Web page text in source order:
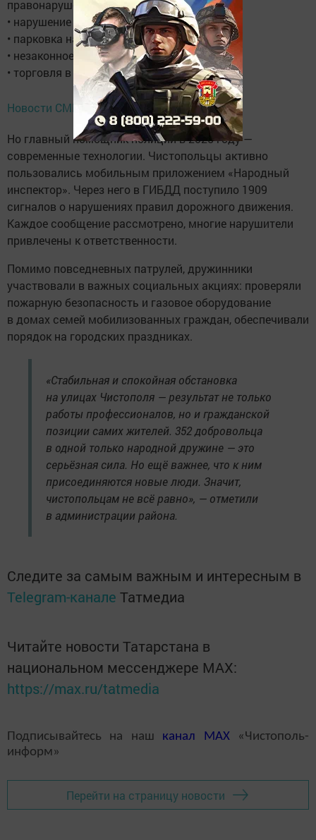
правонарушениях. В числе основных:
• нарушение правил благоустройства;
• парковка на газонах и зелёных зонах;
• незаконное размещение уличной рекламы;
• торговля в неположенных местах.
Новости СМИ2
Но главный помощник полиции в 2025 году —
современные технологии. Чистопольцы активно
пользовались мобильным приложением «Народный
инспектор». Через него в ГИБДД поступило 1909
сигналов о нарушениях правил дорожного движения.
Каждое сообщение рассмотрено, многие нарушители
привлечены к ответственности.
Помимо повседневных патрулей, дружинники
участвовали в важных социальных акциях: проверяли
пожарную безопасность и газовое оборудование
в домах семей мобилизованных граждан, обеспечивали
порядок на городских праздниках.
«Стабильная и спокойная обстановка
на улицах Чистополя — результат не только
работы профессионалов, но и гражданской
позиции самих жителей. 352 добровольца
в одной только народной дружине — это
серьёзная сила. Но ещё важнее, что к ним
присоединяются новые люди. Значит,
чистопольцам не всё равно», — отметили
в администрации района.
Следите за самым важным и интересным в
Telegram-канале Татмедиа
Читайте новости Татарстана в
национальном мессенджере MАХ:
https://max.ru/tatmedia
Подписывайтесь на наш канал MAX«Чистополь-
информ»
Перейти на страницу новости